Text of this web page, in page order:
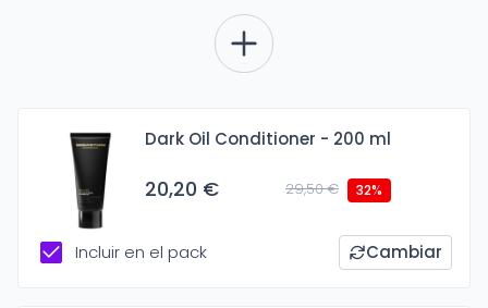
Dark Oil Conditioner - 200 ml
20,20 € 29,50 € 32%
Incluir en el pack Cambiar